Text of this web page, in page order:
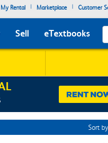
Rental | Marketplace | Customer
Sell eTextbooks
Sort by